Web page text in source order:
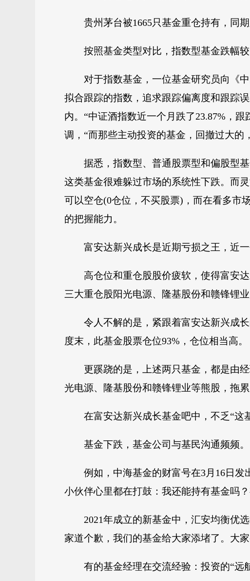
贵州茅台被1665只基金重仓持有，同
按照基金类型对比，指数型基金跌幅
对于指数基金，一位基金研究员向《
拟合跟踪的指数，追求跟踪偏离度和跟踪
内。“中证酒指数近一个月跌了23.87%，
调，“而那些主动投资的基金，回撤过大的
据悉，指数型、普通股票型和偏股型
这类基金很难躲过市场的系统性下跌。而
可以空仓(0仓位，不买股票)，而在看多市
的把握能力。
富安达新兴成长是近期亏损之王，近
高仓位和重仓股股价疲软，使得富安
三大重仓股阳光电源、隆基股份和赣锋锂
令人不解的是，紧跟着富安达新兴成
度末，此基金股票仓位93%，仓位相当高。
更蹊跷的是，上述两只基金，都是由
光电源、隆基股份和赣锋锂业等熊股，拖累
在富安达新兴成长基金吧中，不乏“这
基金下跌，基金公司与基民沟通频频。
例如，中海基金的财富号在3月16日
小伙伴心里都在打鼓：我还能持有基金吗
2021年成立的新基金中，汇安均衡优
家道个歉，我们的基金给大家添堵了。大
有的基金经理在交流经验：投资的“远